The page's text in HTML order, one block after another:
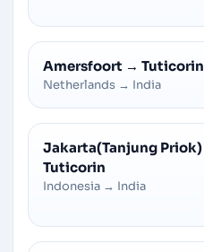
Amersfoort → Tuticorin
Netherlands → India
Jakarta(Tanjung Priok)
Tuticorin
Indonesia → India